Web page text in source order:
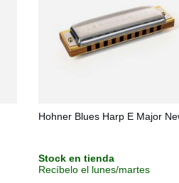
Hohner Blues Harp E Major
Stock en tienda
Recíbelo el lunes/martes